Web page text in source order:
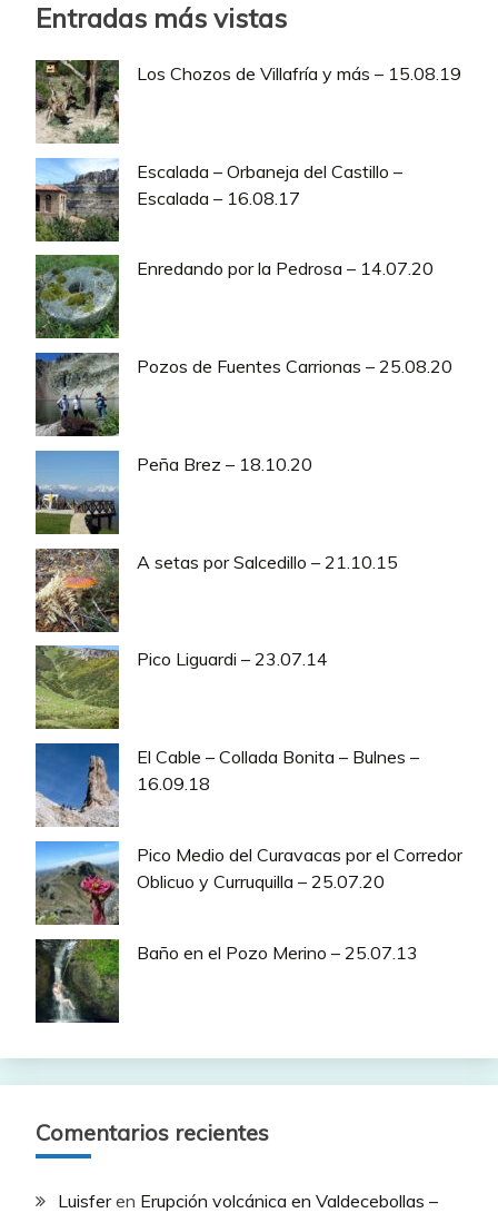
Entradas más vistas
Los Chozos de Villafría y más – 15.08.19
Escalada – Orbaneja del Castillo –
Escalada – 16.08.17
Enredando por la Pedrosa – 14.07.20
Pozos de Fuentes Carrionas – 25.08.20
Peña Brez – 18.10.20
A setas por Salcedillo – 21.10.15
Pico Liguardi – 23.07.14
El Cable – Collada Bonita – Bulnes –
16.09.18
Pico Medio del Curavacas por el Corredor
Oblicuo y Curruquilla – 25.07.20
Baño en el Pozo Merino – 25.07.13
Comentarios recientes
Luisferen Erupción volcánica en Valdecebollas –